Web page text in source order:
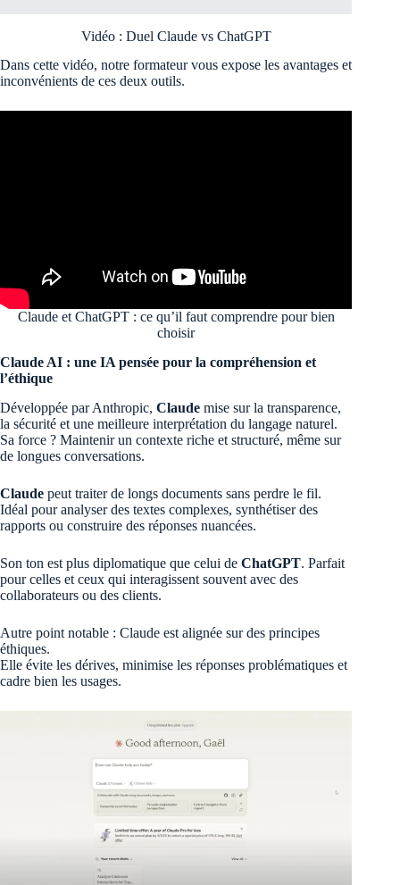
Vidéo : Duel Claude vs ChatGPT
Dans cette vidéo, notre formateur vous expose les avantages et
inconvénients de ces deux outils.
Claude et ChatGPT : ce qu’il faut comprendre pour bien
choisir
Claude AI : une IA pensée pour la compréhension et
l’éthique
Développée par Anthropic, Claude mise sur la transparence,
la sécurité et une meilleure interprétation du langage naturel.
Sa force ? Maintenir un contexte riche et structuré, même sur
de longues conversations.
Claude peut traiter de longs documents sans perdre le fil.
Idéal pour analyser des textes complexes, synthétiser des
rapports ou construire des réponses nuancées.
Son ton est plus diplomatique que celui de ChatGPT. Parfait
pour celles et ceux qui interagissent souvent avec des
collaborateurs ou des clients.
Autre point notable : Claude est alignée sur des principes
éthiques.
Elle évite les dérives, minimise les réponses problématiques et
cadre bien les usages.